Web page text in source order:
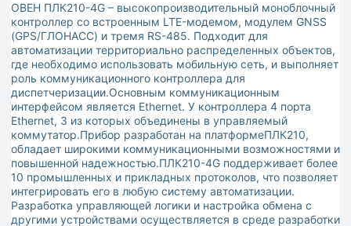
ОВЕН ПЛК210-4G – высокопроизводительный моноблочный
контроллер со встроенным LTE-модемом, модулем GNSS
(GPS/ГЛОНАСС) и тремя RS-485. Подходит для
автоматизации территориально распределенных объектов,
где необходимо использовать мобильную сеть, и выполняет
роль коммуникационного контроллера для
диспетчеризации.Основным коммуникационным
интерфейсом является Ethernet. У контроллера 4 порта
Ethernet, 3 из которых объединены в управляемый
коммутатор.Прибор разработан на платформеПЛК210,
обладает широкими коммуникационными возможностями и
повышенной надежностью.ПЛК210-4G поддерживает более
10 промышленных и прикладных протоколов, что позволяет
интегрировать его в любую систему автоматизации.
Разработка управляющей логики и настройка обмена с
другими устройствами осуществляется в среде разработки